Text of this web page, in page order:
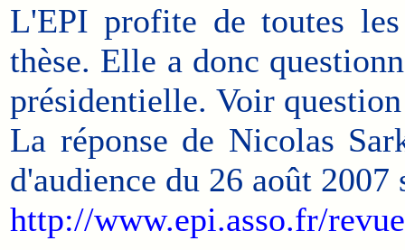
L'EPI profite de toutes
thèse. Elle a donc
présidentielle. Voir
La réponse de Nicolas
d'audience du 26 août 2007
http://www.epi.asso.fr/